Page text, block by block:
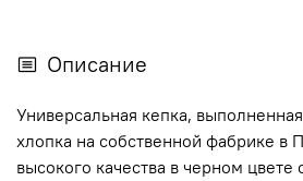
Описание
Универсальная кепка,
хлопка на собственной фабрике в
высокого качества в черном